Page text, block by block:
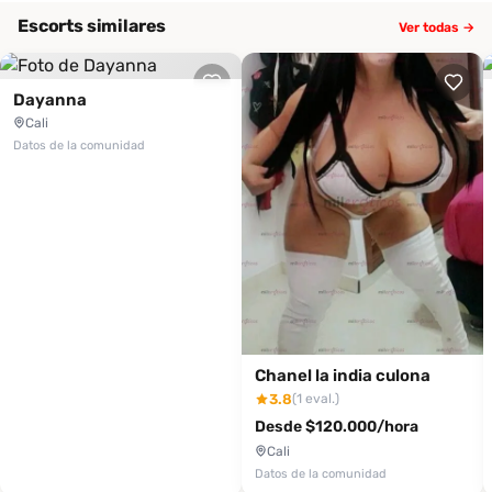
Escorts similares Ver todas →
Dayanna
Cali
Datos de la comunidad
Chanel la india culona
3.8(1 eval.)
Desde $120.000/hora
Cali
Datos de la comunidad